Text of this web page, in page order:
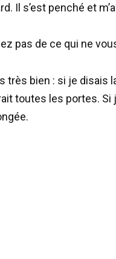
Il s’est penché et
pas de ce qui ne
très bien : si je disais
toutes les portes. Si